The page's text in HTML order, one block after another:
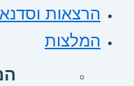
הרצאות
המלצות